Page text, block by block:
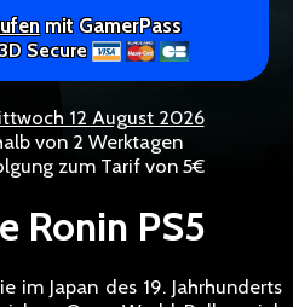
mit GamerPass
Secure
12 August 2026
von 2 Werktagen
zum Tarif von 5€
Ronin PS5
im Japan des 19. Jahrhunderts